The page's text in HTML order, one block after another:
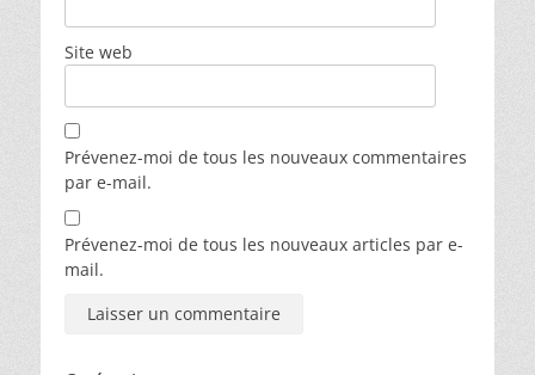
Site web
Prévenez-moi de tous les nouveaux commentaires
par e-mail.
Prévenez-moi de tous les nouveaux articles par e-
mail.